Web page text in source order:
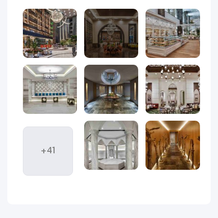
این شهر ساحلی، انتخاب مکانی که بتواند هم‌زمان نیازهای یک سفر
لوکس، خانوادگی و به‌یادماندنی را برآورده کند، اهمیت ویژه‌ای دارد.
هتل رگنوم کاریا (Regnum Carya Hotel)
در منطقه بلک، یکی از
خاص‌ترین و محبوب‌ترین هتل‌های پنج‌ستاره آنتالیا است که
به‌عنوان نماد میزبانی لوکس و خدمات بین‌المللی شناخته می‌شود.
این هتل مجلل با معماری مدرن، محیطی سرسبز، چشم‌اندازهای
خیره‌کننده به دریای مدیترانه و امکانات رفاهی و تفریحی کامل،
تجربه‌ای متفاوت از سفر به ترکیه را به مهمانان خود هدیه می‌دهد.
رگنوم کاریا با ترکیب فضایی آرامش‌بخش و در عین حال پرنشاط،
مقصدی ایده‌آل برای زوج‌ها، خانواده‌ها و حتی سفرهای کاری
محسوب می‌شود.
اگر به دنبال اقامتی هستید که در آن همه چیز — از اتاق‌های دلباز
و مجهز گرفته تا استخرهای بی‌پایان، رستوران‌های متنوع، زمین‌های
+41